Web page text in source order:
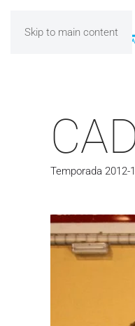
Skip to main content
Temporada 2012-